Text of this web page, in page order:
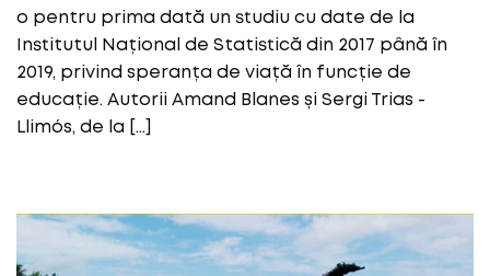
o pentru prima dată un studiu cu date de la
Institutul Național de Statistică din 2017 până în
2019, privind speranța de viață în funcție de
educație. Autorii Amand Blanes și Sergi Trias -
Llimós, de la […]